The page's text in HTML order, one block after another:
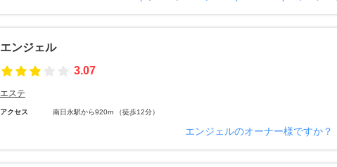
エンジェル
3.07
エステ
アクセス 南日永駅から920m （徒歩12分）
エンジェルのオーナー様ですか？